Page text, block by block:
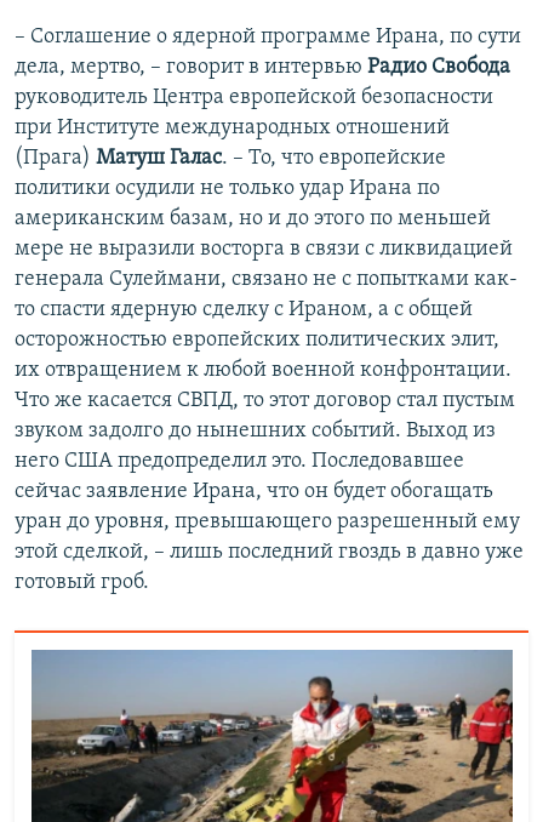
– Соглашение о ядерной программе Ирана, по сути
дела, мертво, – говорит в интервью Радио Свобода
руководитель Центра европейской безопасности
при Институте международных отношений
(Прага) Матуш Галас. – То, что европейские
политики осудили не только удар Ирана по
американским базам, но и до этого по меньшей
мере не выразили восторга в связи с ликвидацией
генерала Сулеймани, связано не с попытками как-
то спасти ядерную сделку с Ираном, а с общей
осторожностью европейских политических элит,
их отвращением к любой военной конфронтации.
Что же касается СВПД, то этот договор стал пустым
звуком задолго до нынешних событий. Выход из
него США предопределил это. Последовавшее
сейчас заявление Ирана, что он будет обогащать
уран до уровня, превышающего разрешенный ему
этой сделкой, – лишь последний гвоздь в давно уже
готовый гроб.